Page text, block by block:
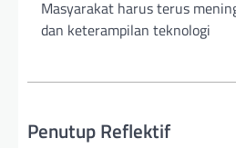
Masyarakat harus terus
dan keterampilan teknologi
Penutup Reflektif